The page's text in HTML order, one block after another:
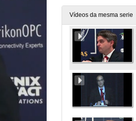
Vídeos da mesma serie